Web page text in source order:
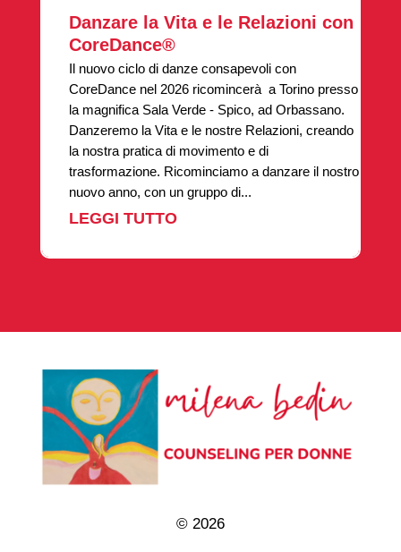
Danzare la Vita e le Relazioni con
CoreDance®
Il nuovo ciclo di danze consapevoli con
CoreDance nel 2026 ricomincerà a Torino presso
la magnifica Sala Verde - Spico, ad Orbassano.
Danzeremo la Vita e le nostre Relazioni, creando
la nostra pratica di movimento e di
trasformazione. Ricominciamo a danzare il nostro
nuovo anno, con un gruppo di...
LEGGI TUTTO
© 2026